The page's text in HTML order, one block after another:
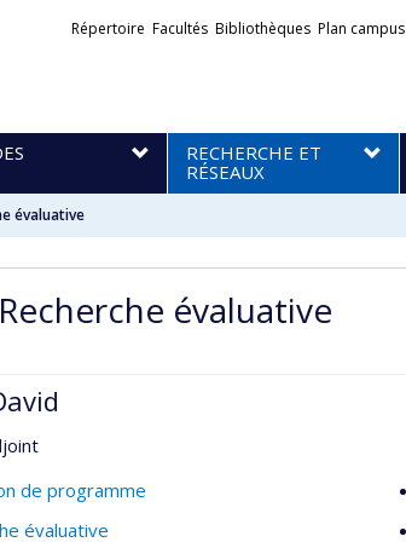
Liens
Répertoire Facultés Bibliothèques Plan campus
RECHERCHE ET
RÉSEAUX
évaluative
évaluative
de programme
évaluative